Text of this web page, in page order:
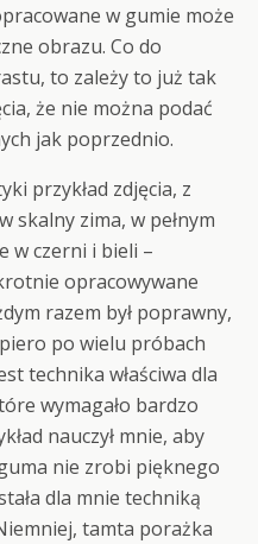
w gumie może
obrazu. Co do
to zależy to już tak
że nie można podać
jak poprzednio.
przykład zdjęcia, z
skalny zima, w pełnym
w czerni i bieli –
opracowywane
razem był poprawny,
po wielu próbach
technika właściwa dla
wymagało bardzo
nauczył mnie, aby
nie zrobi pięknego
dla mnie techniką
tamta porażka